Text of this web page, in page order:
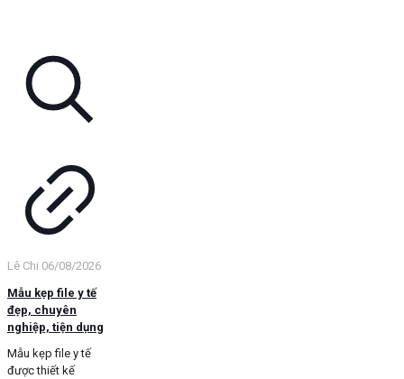
Lê Chi 06/08/2026
Mẫu kẹp file y tế
đẹp, chuyên
nghiệp, tiện dụng
Mẫu kẹp file y tế
được thiết kế